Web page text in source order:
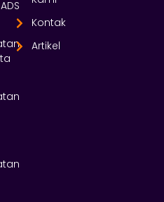
Kontak
Artikel